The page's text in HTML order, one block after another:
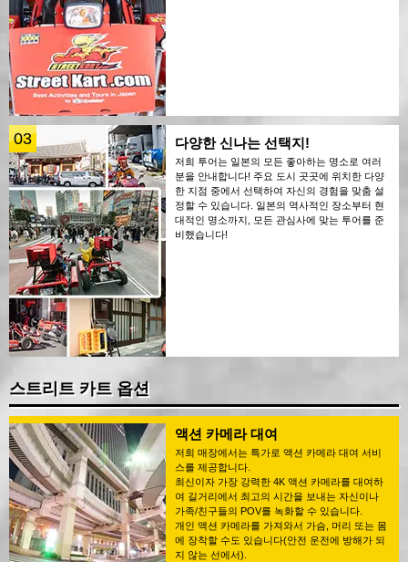
03 다양한 신나는 선택지!
저희 투어는 일본의 모든 좋아하는 명소로 여러
분을 안내합니다! 주요 도시 곳곳에 위치한 다양
한 지점 중에서 선택하여 자신의 경험을 맞춤 설
정할 수 있습니다. 일본의 역사적인 장소부터 현
대적인 명소까지, 모든 관심사에 맞는 투어를 준
비했습니다!
스트리트 카트 옵션
액션 카메라 대여
저희 매장에서는 특가로 액션 카메라 대여 서비
스를 제공합니다.
최신이자 가장 강력한 4K 액션 카메라를 대여하
여 길거리에서 최고의 시간을 보내는 자신이나
가족/친구들의 POV를 녹화할 수 있습니다.
개인 액션 카메라를 가져와서 가슴, 머리 또는 몸
에 장착할 수도 있습니다(안전 운전에 방해가 되
지 않는 선에서).